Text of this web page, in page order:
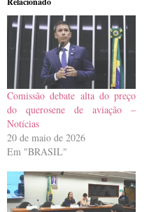
Comissão debate alta do preço
do querosene de aviação –
Notícias
20 de maio de 2026
Em "BRASIL"